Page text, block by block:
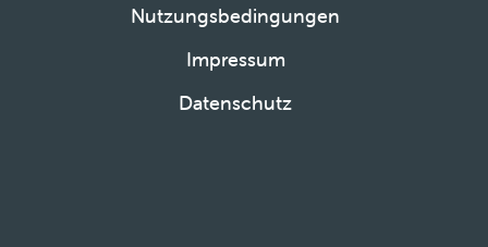
Nutzungsbedingungen
Impressum
Datenschutz